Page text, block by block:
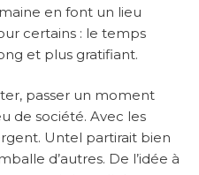
en font un lieu
certains : le temps
et plus gratifiant.
passer un moment
de société. Avec les
Untel partirait bien
d’autres. De l’idée à